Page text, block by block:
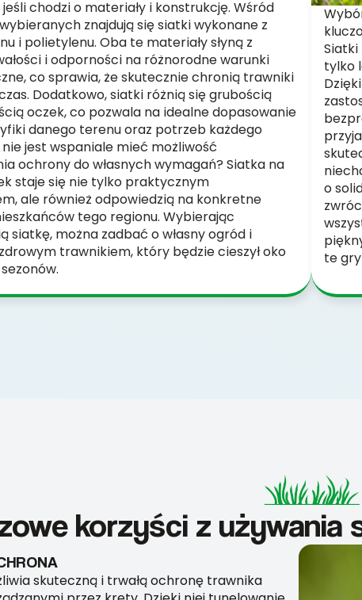
chodzi o materiały i konstrukcję. Wśród
znajdują się siatki wykonane z
i polietylenu. Oba te materiały słyną z
i odporności na różnorodne warunki
co sprawia, że skutecznie chronią trawniki
Dodatkowo, siatki różnią się grubością
oczek, co pozwala na idealne dopasowanie
danego terenu oraz potrzeb każdego
jest wspaniale mieć możliwość
ochrony do własnych wymagań? Siatka na
staje się nie tylko praktycznym
ale również odpowiedzią na konkretne
tego regionu. Wybierając
siatkę, można zadbać o własny ogród i
trawnikiem, który będzie cieszył oko
tylko
o
te
korzyści z
skuteczną i trwałą ochronę trawnika